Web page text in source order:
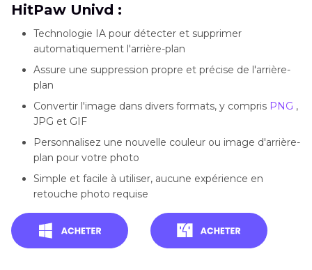
HitPaw Univd :
Technologie IA pour détecter et supprimer
automatiquement l'arrière-plan
Assure une suppression propre et précise de l'arrière-
plan
Convertir l'image dans divers formats, y compris PNG ,
JPG et GIF
Personnalisez une nouvelle couleur ou image d'arrière-
plan pour votre photo
Simple et facile à utiliser, aucune expérience en
retouche photo requise